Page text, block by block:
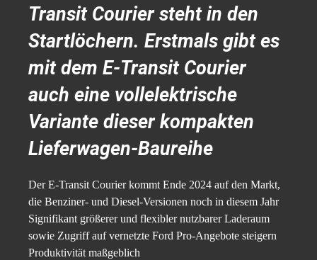
Transit Courier steht in den
Startlöchern. Erstmals gibt es
mit dem E-Transit Courier
auch eine vollelektrische
Variante dieser kompakten
Lieferwagen-Baureihe
Der E-Transit Courier kommt Ende 2024 auf den Markt,
die Benziner- und Diesel-Versionen noch in diesem Jahr
Signifikant größerer und flexibler nutzbarer Laderaum
sowie Zugriff auf vernetzte Ford Pro-Angebote steigern
Produktivität maßgeblich